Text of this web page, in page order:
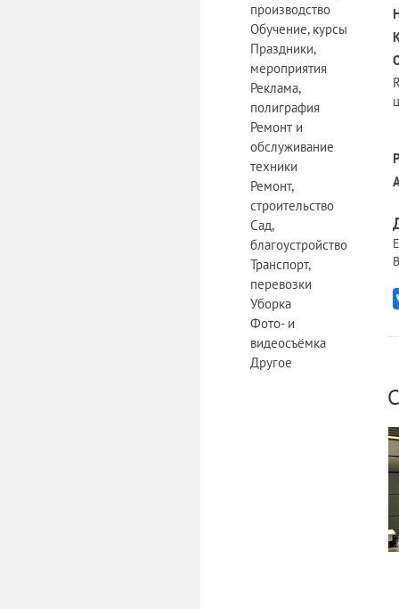
производство
Обучение, курсы
Праздники,
мероприятия
Реклама,
полиграфия
Ремонт и
обслуживание
техники
Ремонт,
строительство
Сад,
благоустройство
Транспорт,
перевозки
Уборка
Фото- и
видеосъёмка
Другое